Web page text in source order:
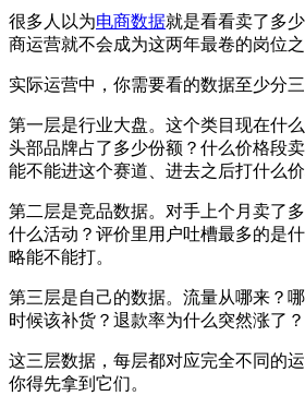
很多人以为电商数据就是看看卖了多
商运营就不会成为这两年最卷的岗位之
实际运营中，你需要看的数据至少分三
第一层是行业大盘。这个类目现在什
头部品牌占了多少份额？什么价格段
能不能进这个赛道、进去之后打什么价
第二层是竞品数据。对手上个月卖了
什么活动？评价里用户吐槽最多的是
略能不能打。
第三层是自己的数据。流量从哪来？
时候该补货？退款率为什么突然涨了？
这三层数据，每层都对应完全不同的
你得先拿到它们。